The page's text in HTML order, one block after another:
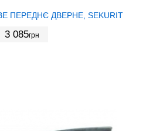
ПЕРЕДНЄ ДВЕРНЕ, SEKURIT
3 085грн